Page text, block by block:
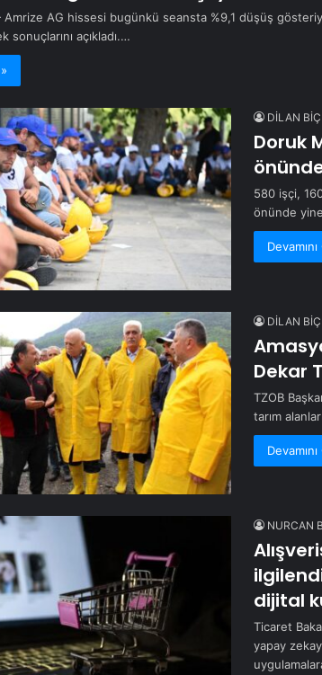
AG hissesi bugünkü seansta %9,1 düşüş
sonuçlarını açıkladı.…
DİLAN
Doruk
580 işçi,
önünde
DİLAN
Dekar
TZOB
tarım
NURCAN
dijital
Ticaret
yapay